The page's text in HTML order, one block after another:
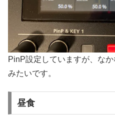
PinP設定していますが、な
みたいです。
昼食